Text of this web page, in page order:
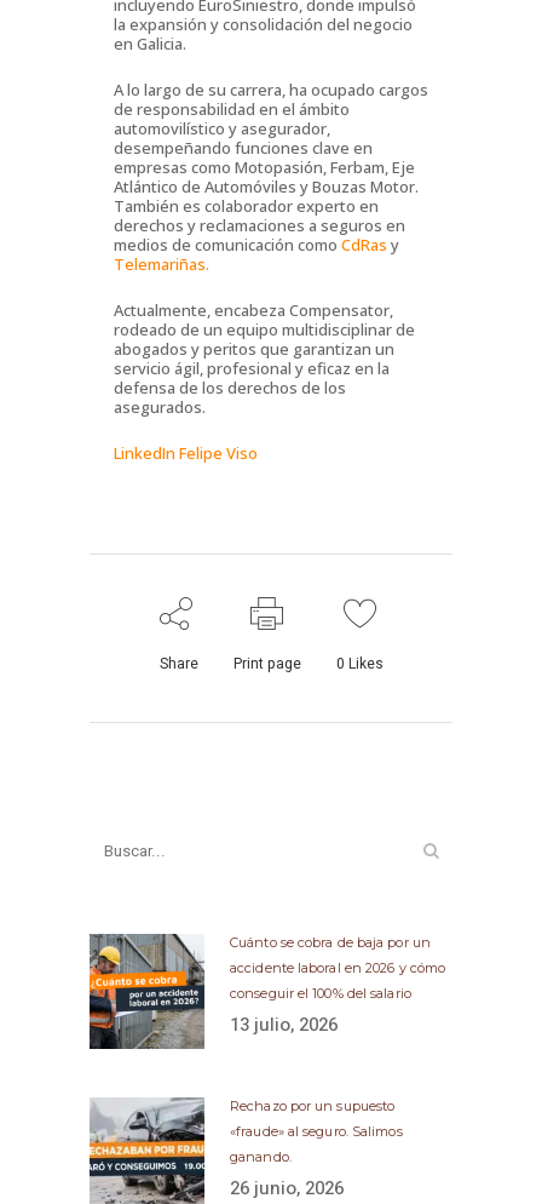
incluyendo EuroSiniestro, donde impulsó
la expansión y consolidación del negocio
en Galicia.
A lo largo de su carrera, ha ocupado cargos
de responsabilidad en el ámbito
automovilístico y asegurador,
desempeñando funciones clave en
empresas como Motopasión, Ferbam, Eje
Atlántico de Automóviles y Bouzas Motor.
También es colaborador experto en
derechos y reclamaciones a seguros en
medios de comunicación como CdRas y
Telemariñas.
Actualmente, encabeza Compensator,
rodeado de un equipo multidisciplinar de
abogados y peritos que garantizan un
servicio ágil, profesional y eficaz en la
defensa de los derechos de los
asegurados.
LinkedIn Felipe Viso
Share Print page 0 Likes
Cuánto se cobra de baja por un
accidente laboral en 2026 y cómo
conseguir el 100% del salario
13 julio, 2026
Rechazo por un supuesto
«fraude» al seguro. Salimos
ganando.
26 junio, 2026